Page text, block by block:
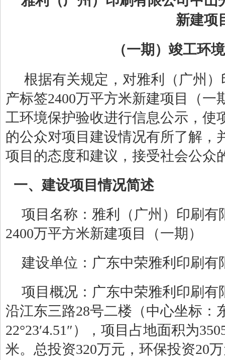
新建项
（一期 ） 竣工环
根据有关规定，对雅利（广州
产标签2400万平方米新建项目
（一
工环境保护验收进行信息公示，使
的公众对项目建设情况有所了解，
项目的态度和建议，接受社会公众
一、建设项目情况简述
项目名称： 雅利（广州）印刷有
2400万平方米新建项目
（一期）
建设单位： 广东中荣雅利印刷有
项目概况： 广东中荣雅利印刷有
沿江东三路28号二楼 （中心坐标：
22°23′4.51″），项目占地面积为
米。总投资320万元，环保投资20